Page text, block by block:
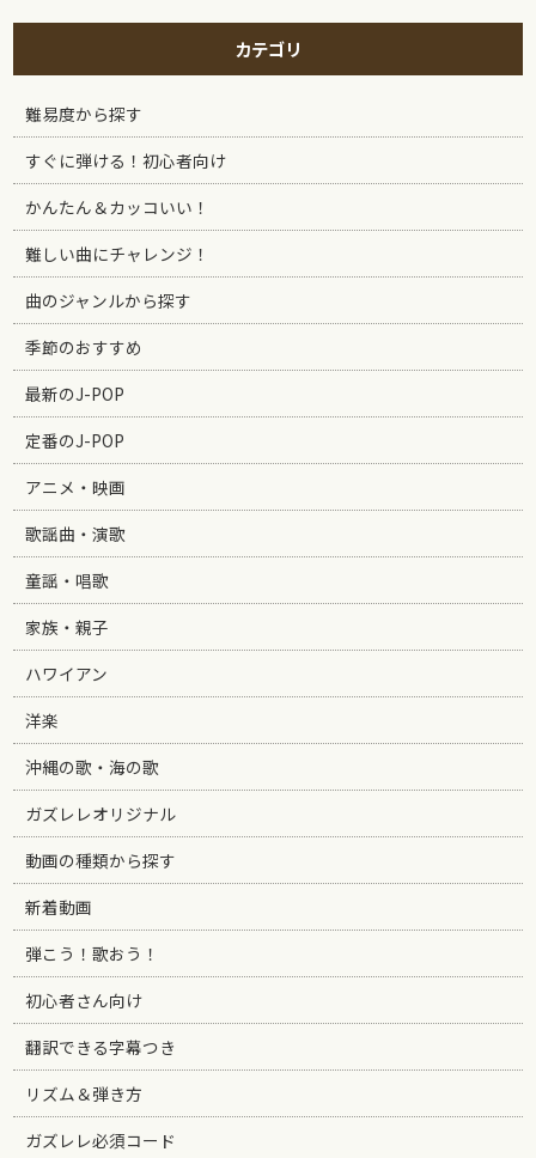
カテゴリ
難易度から探す
すぐに弾ける！初心者向け
かんたん＆カッコいい！
難しい曲にチャレンジ！
曲のジャンルから探す
季節のおすすめ
最新のJ-POP
定番のJ-POP
アニメ・映画
歌謡曲・演歌
童謡・唱歌
家族・親子
ハワイアン
洋楽
沖縄の歌・海の歌
ガズレレオリジナル
動画の種類から探す
新着動画
弾こう！歌おう！
初心者さん向け
翻訳できる字幕つき
リズム＆弾き方
ガズレレ必須コード